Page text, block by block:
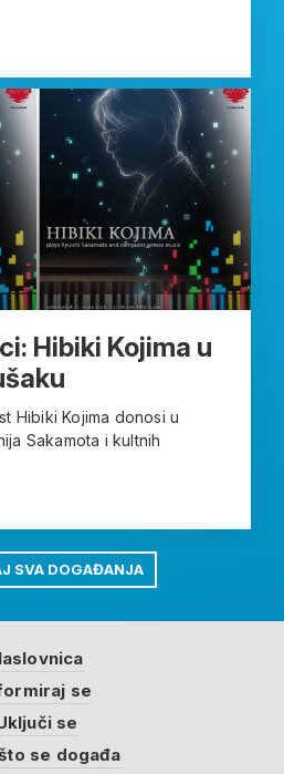
Hibiki Kojima u
Hibiki Kojima donosi u
Sakamota i kultnih
SVA DOGAĐANJA
se
se
se događa